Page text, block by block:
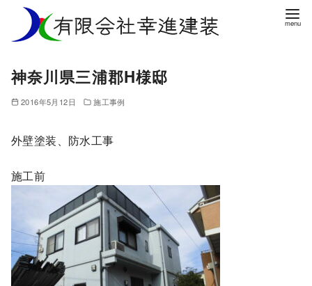
ツ神奈川県三浦郡H様邸
2016年5月12日 施工事例
外壁塗装、防水工事
施工前